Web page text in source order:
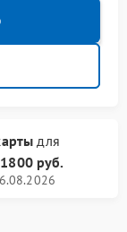
для
1800 руб.